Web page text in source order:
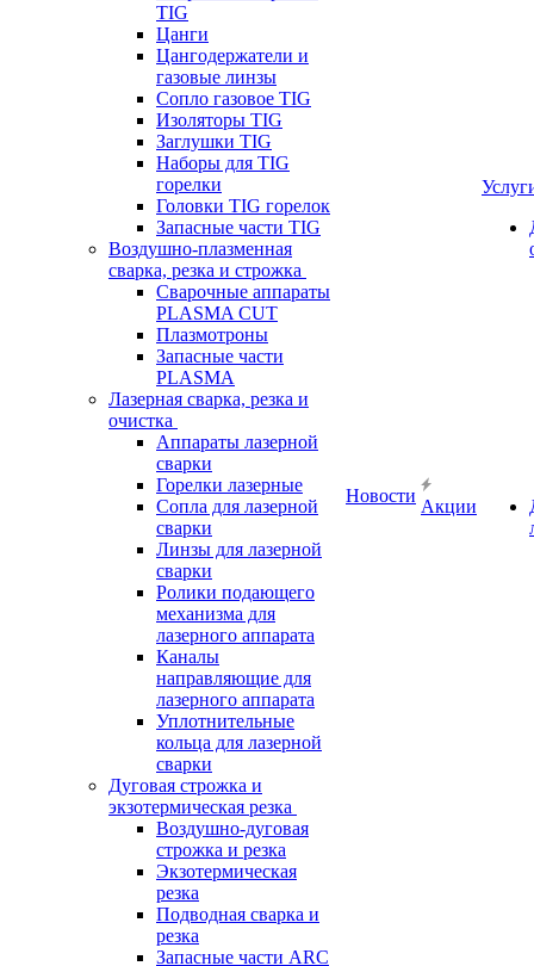
TIG
Цанги
Цангодержатели и
газовые линзы
Сопло газовое TIG
Изоляторы TIG
Заглушки TIG
Наборы для TIG
горелки
Головки TIG горелок
Запасные части TIG
Воздушно-плазменная
сварка, резка и строжка
Сварочные аппараты
PLASMA CUT
Плазмотроны
Запасные части
PLASMA
Лазерная сварка, резка и
очистка
Аппараты лазерной
сварки
Горелки лазерные
Сопла для лазерной
сварки
Линзы для лазерной
сварки
Ролики подающего
механизма для
лазерного аппарата
Каналы
направляющие для
лазерного аппарата
Уплотнительные
кольца для лазерной
сварки
Дуговая строжка и
экзотермическая резка
Воздушно-дуговая
строжка и резка
Экзотермическая
резка
Подводная сварка и
резка
Запасные части ARC
Новости
Акции